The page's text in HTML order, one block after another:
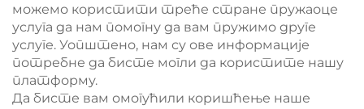
можемо користити треће стране пружаоце
услуга да нам помогну да вам пружимо друге
услуге. Уопштено, нам су ове информације
потребне да бисте могли да користите нашу
платформу.
Да бисте вам омогућили коришћење наше